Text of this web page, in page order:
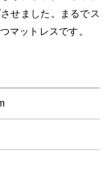
せました。まるでス
マットレスです。